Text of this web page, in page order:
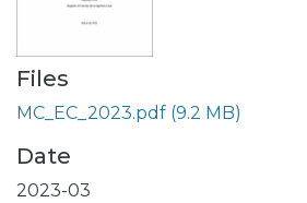
Files
MC_EC_2023.pdf (9.2 MB)
Date
2023-03